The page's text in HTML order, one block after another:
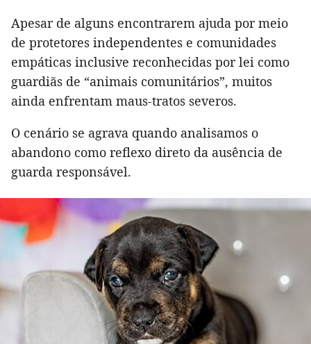
Apesar de alguns encontrarem ajuda por meio
de protetores independentes e comunidades
empáticas inclusive reconhecidas por lei como
guardiãs de “animais comunitários”, muitos
ainda enfrentam maus-tratos severos.
O cenário se agrava quando analisamos o
abandono como reflexo direto da ausência de
guarda responsável.